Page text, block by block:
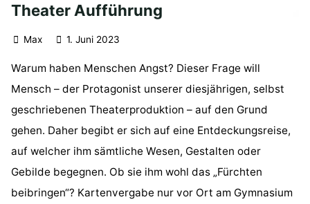
Theater Aufführung
Max 1. Juni 2023
Warum haben Menschen Angst? Dieser Frage will
Mensch – der Protagonist unserer diesjährigen, selbst
geschriebenen Theaterproduktion – auf den Grund
gehen. Daher begibt er sich auf eine Entdeckungsreise,
auf welcher ihm sämtliche Wesen, Gestalten oder
Gebilde begegnen. Ob sie ihm wohl das „Fürchten
beibringen“? Kartenvergabe nur vor Ort am Gymnasium